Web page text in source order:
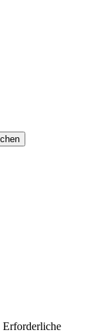
Erforderliche